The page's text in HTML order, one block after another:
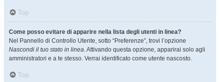
Top
Come posso evitare di apparire nella lista degli utenti in linea?
Nel Pannello di Controllo Utente, sotto “Preferenze”, trovi l’opzione
Nascondi il tuo stato in linea. Attivando questa opzione, apparirai solo agli
amministratori e a te stesso. Verrai identificato come utente nascosto.
Top